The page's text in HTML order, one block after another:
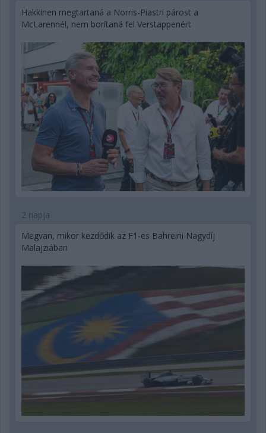
Hakkinen megtartaná a Norris-Piastri párost a
McLarennél, nem borítaná fel Verstappenért
2 napja
Megvan, mikor kezdődik az F1-es Bahreini Nagydíj
Malajziában